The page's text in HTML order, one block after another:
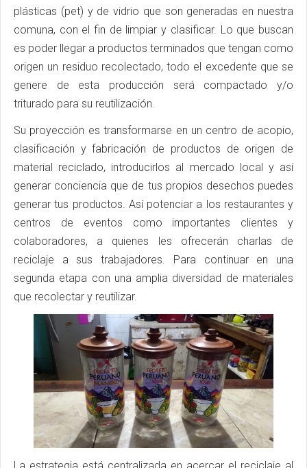
plásticas (pet) y de vidrio que son generadas en nuestra
comuna, con el fin de limpiar y clasificar. Lo que buscan
es poder llegar a productos terminados que tengan como
origen un residuo recolectado, todo el excedente que se
genere de esta producción será compactado y/o
triturado para su reutilización.
Su proyección es transformarse en un centro de acopio,
clasificación y fabricación de productos de origen de
material reciclado, introducirlos al mercado local y así
generar conciencia que de tus propios desechos puedes
generar tus productos. Así potenciar a los restaurantes y
centros de eventos como importantes clientes y
colaboradores, a quienes les ofrecerán charlas de
reciclaje a sus trabajadores. Para continuar en una
segunda etapa con una amplia diversidad de materiales
que recolectar y reutilizar.